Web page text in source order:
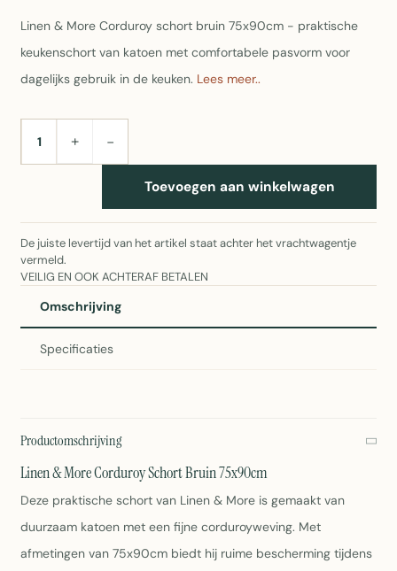
Linen & More Corduroy schort bruin 75x90cm - praktische
keukenschort van katoen met comfortabele pasvorm voor
dagelijks gebruik in de keuken. Lees meer..
AANTAL+ −
Toevoegen aan winkelwagen
De juiste levertijd van het artikel staat achter het vrachtwagentje
vermeld.
VEILIG EN OOK ACHTERAF BETALEN
Omschrijving
Specificaties
Productomschrijving
Linen & More Corduroy Schort Bruin 75x90cm
Deze praktische schort van Linen & More is gemaakt van
duurzaam katoen met een fijne corduroyweving. Met
afmetingen van 75x90cm biedt hij ruime bescherming tijdens